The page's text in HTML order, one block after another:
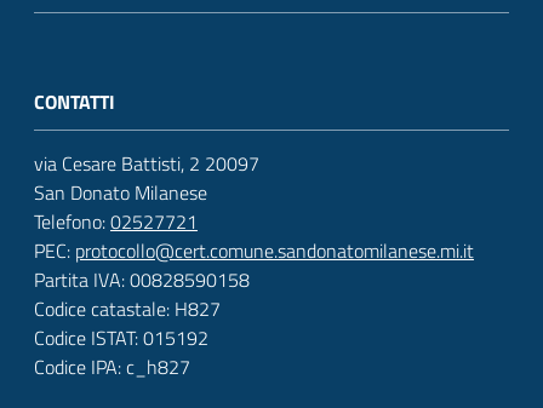
CONTATTI
via Cesare Battisti, 2 20097
San Donato Milanese
Telefono:02527721
PEC: protocollo@cert.comune.sandonatomilanese.mi.it
Partita IVA: 00828590158
Codice catastale: H827
Codice ISTAT: 015192
Codice IPA: c_h827